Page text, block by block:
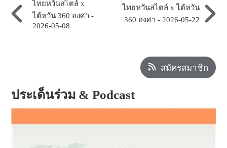
ไทยหวันสไตล์ x
ไต้หวัน 360 องศา -
2026-05-08
ไทยหวันสไตล์ x ไต้หวัน
360 องศา - 2026-05-22
สมัครสมาชิก
ประเด็นร่วม & Podcast